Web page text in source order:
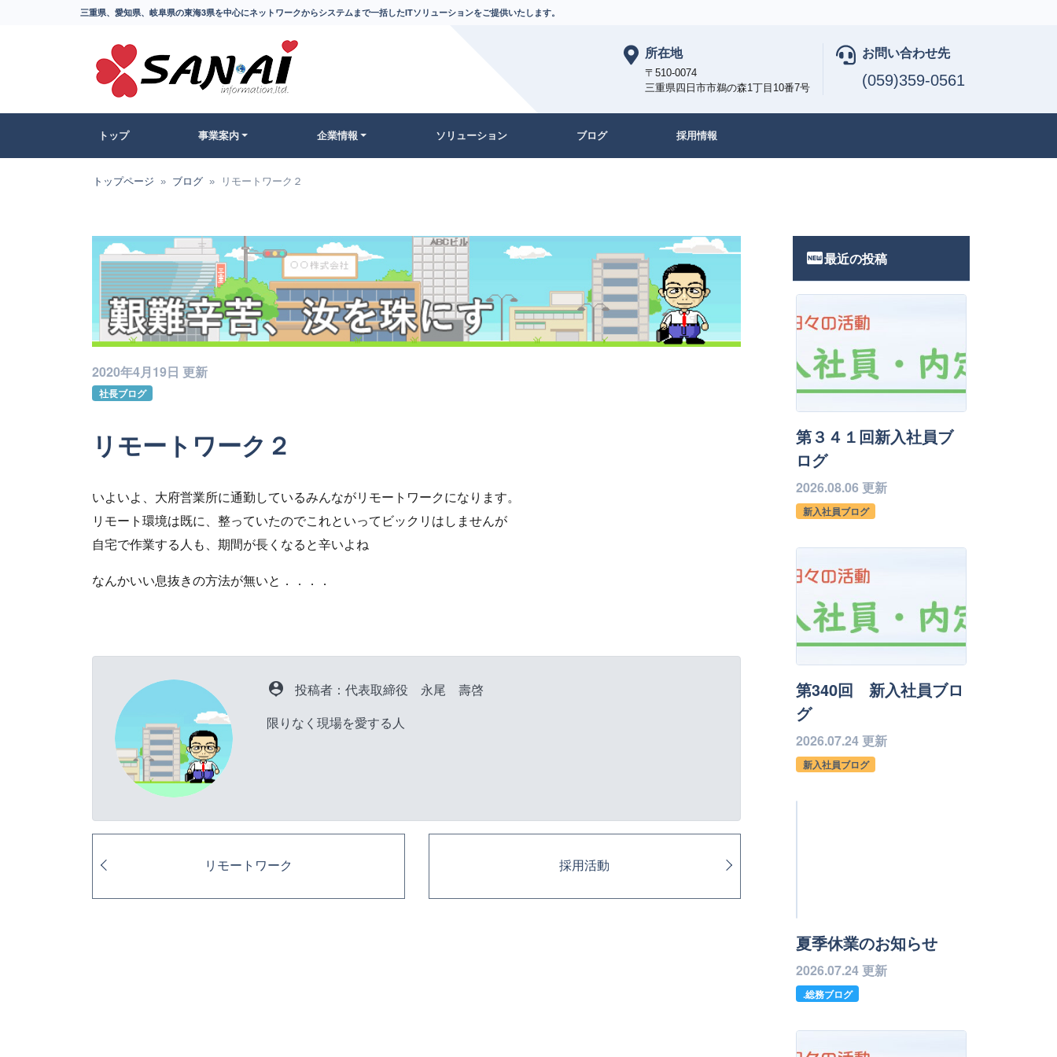
三重県、愛知県、岐阜県の東海3県を中心にネットワークからシステムまで一括したITソリューションをご提供いたします。
所在地
〒510-0074
三重県四日市市鵜の森1丁目10番7号
お問い合わせ先
(059)359-0561
トップ 事業案内 企業情報 ソリューション ブログ 採用情報
トップページ ブログ リモートワーク２
2020年4月19日 更新
社長ブログ
リモートワーク２
いよいよ、大府営業所に通勤しているみんながリモートワークになります。
リモート環境は既に、整っていたのでこれといってビックリはしませんが
自宅で作業する人も、期間が長くなると辛いよね
なんかいい息抜きの方法が無いと．．．．
person_pin
投稿者：代表取締役 永尾 壽啓
限りなく現場を愛する人
リモートワーク 採用活動
fiber_new最近の投稿
第３４１回新入社員ブ
ログ
2026.08.06 更新
新入社員ブログ
第340回 新入社員ブロ
グ
2026.07.24 更新
新入社員ブログ
夏季休業のお知らせ
2026.07.24 更新
.総務ブログ